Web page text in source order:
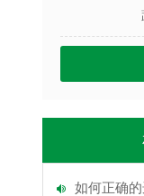
如何正确